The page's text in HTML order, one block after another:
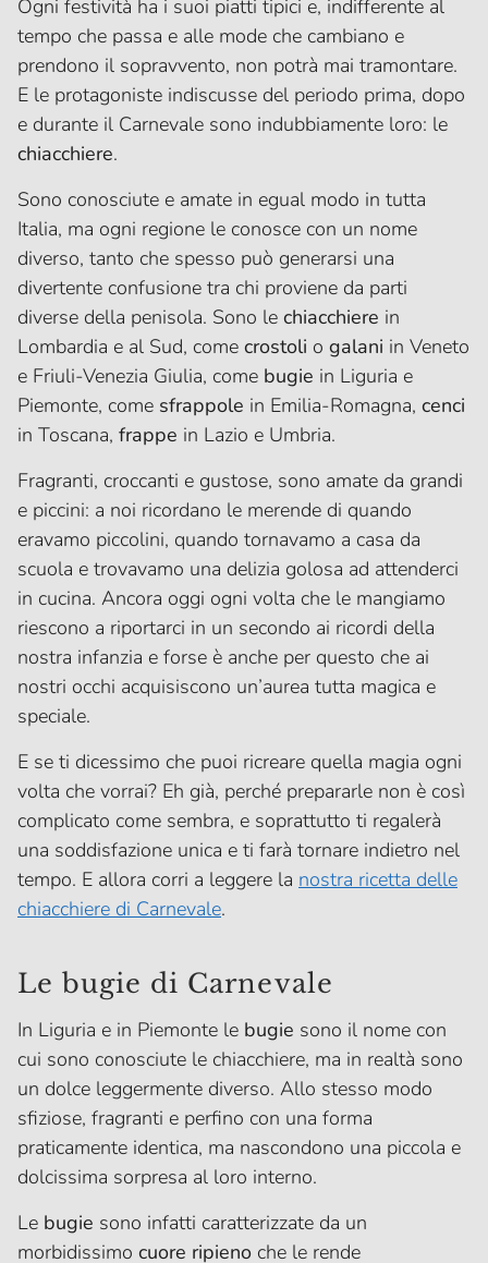
Ogni festività ha i suoi piatti tipici e, indifferente al
tempo che passa e alle mode che cambiano e
prendono il sopravvento, non potrà mai tramontare.
E le protagoniste indiscusse del periodo prima, dopo
e durante il Carnevale sono indubbiamente loro: le
chiacchiere.
Sono conosciute e amate in egual modo in tutta
Italia, ma ogni regione le conosce con un nome
diverso, tanto che spesso può generarsi una
divertente confusione tra chi proviene da parti
diverse della penisola. Sono le chiacchiere in
Lombardia e al Sud, come crostoli o galani in Veneto
e Friuli-Venezia Giulia, come bugie in Liguria e
Piemonte, come sfrappole in Emilia-Romagna, cenci
in Toscana, frappe in Lazio e Umbria.
Fragranti, croccanti e gustose, sono amate da grandi
e piccini: a noi ricordano le merende di quando
eravamo piccolini, quando tornavamo a casa da
scuola e trovavamo una delizia golosa ad attenderci
in cucina. Ancora oggi ogni volta che le mangiamo
riescono a riportarci in un secondo ai ricordi della
nostra infanzia e forse è anche per questo che ai
nostri occhi acquisiscono un’aurea tutta magica e
speciale.
E se ti dicessimo che puoi ricreare quella magia ogni
volta che vorrai? Eh già, perché prepararle non è così
complicato come sembra, e soprattutto ti regalerà
una soddisfazione unica e ti farà tornare indietro nel
tempo. E allora corri a leggere la nostra ricetta delle
chiacchiere di Carnevale.
Le bugie di Carnevale
In Liguria e in Piemonte le bugie sono il nome con
cui sono conosciute le chiacchiere, ma in realtà sono
un dolce leggermente diverso. Allo stesso modo
sfiziose, fragranti e perfino con una forma
praticamente identica, ma nascondono una piccola e
dolcissima sorpresa al loro interno.
Le bugie sono infatti caratterizzate da un
morbidissimo cuore ripieno che le rende